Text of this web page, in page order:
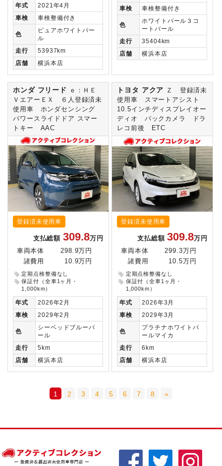
年式
2021年4月
車検
車検整備付き
色
ピュアホワイトパー
ル
走行
53937km
店舗
横浜本店
車検
車検整備付き
色
ホワイトパール３コ
ートパール
走行
35404km
店舗
横浜本店
ホンダ フリード
ｅ：ＨＥ
ＶエアーＥＸ ６人登録済未
使用車 ホンダセンシング
パワースライドドア スマー
トキー AAC
登録済未使用車
支払総額 309.8万円
車両本体
298.9万円
諸費用
10.9万円
定期点検整備なし
保証付（全車1ヶ月・
1,000km）
年式
2026年2月
車検
2029年2月
色
シーベッドブルーパ
ール
走行
5km
店舗
横浜本店
トヨタ アクア
Ｚ 登録済未
使用車 スマートアシスト
10.5インチディスプレイオー
ディオ バックカメラ ドラ
レコ前後 ETC
登録済未使用車
支払総額309.8万円
車両本体
299.3万円
諸費用
10.5万円
定期点検整備なし
保証付（全車1ヶ月・
1,000km）
年式
2026年3月
車検
2029年3月
色
プラチナホワイトパ
ールマイカ
走行
6km
店舗
横浜本店
1 2 3 4 5 6 7 8 »